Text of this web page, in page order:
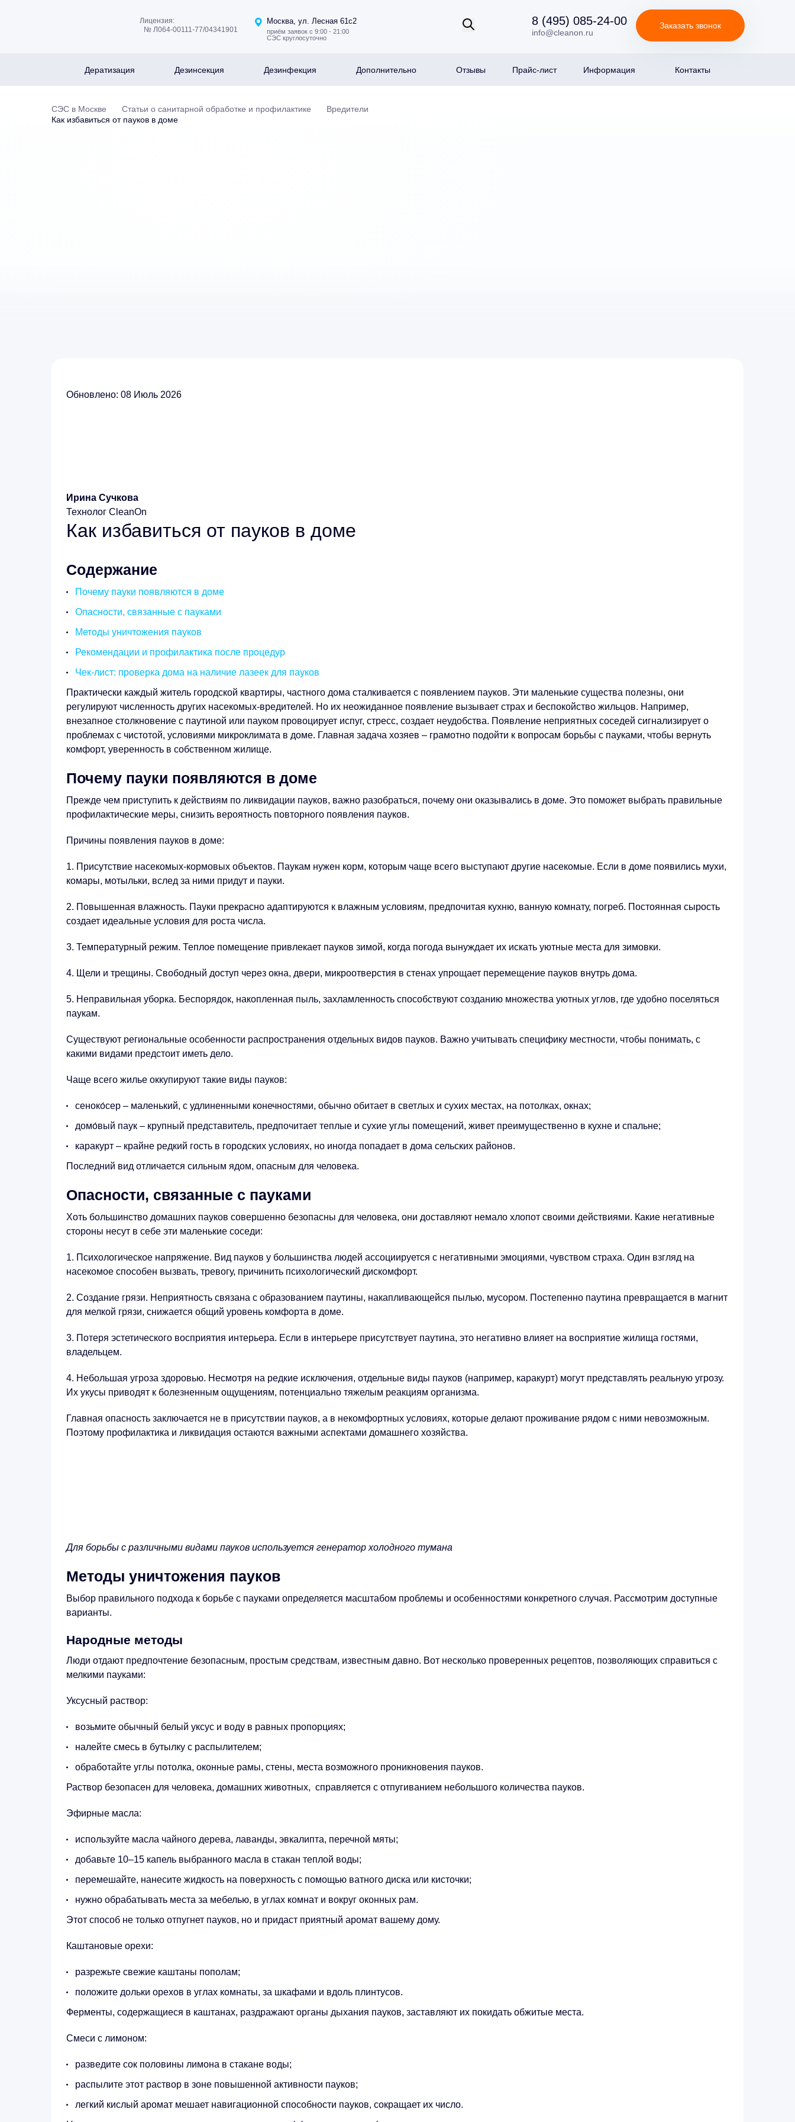
Лицензия:
№ Л064-00111-77/04341901
Москва, ул. Лесная 61с2
приём заявок с 9:00 - 21:00
СЭС круглосуточно
8 (495) 085-24-00
info@cleanon.ru
Заказать звонок
Дератизация Дезинсекция Дезинфекция Дополнительно Отзывы Прайс-лист Информация Контакты
СЭС в Москве Статьи о санитарной обработке и профилактике
Вредители
Как избавиться от пауков в доме
Обновлено: 08 Июль 2026
Ирина Сучкова
Технолог CleanOn
Как избавиться от пауков в доме
Содержание
Почему пауки появляются в доме
Опасности, связанные с пауками
Методы уничтожения пауков
Рекомендации и профилактика после процедур
Чек-лист: проверка дома на наличие лазеек для пауков
Практически каждый житель городской квартиры, частного дома сталкивается с появлением пауков. Эти маленькие существа полезны, они
регулируют численность других насекомых-вредителей. Но их неожиданное появление вызывает страх и беспокойство жильцов. Например,
внезапное столкновение с паутиной или пауком провоцирует испуг, стресс, создает неудобства. Появление неприятных соседей сигнализирует о
проблемах с чистотой, условиями микроклимата в доме. Главная задача хозяев – грамотно подойти к вопросам борьбы с пауками, чтобы вернуть
комфорт, уверенность в собственном жилище.
Почему пауки появляются в доме
Прежде чем приступить к действиям по ликвидации пауков, важно разобраться, почему они оказывались в доме. Это поможет выбрать правильные
профилактические меры, снизить вероятность повторного появления пауков.
Причины появления пауков в доме:
Присутствие насекомых-кормовых объектов. Паукам нужен корм, которым чаще всего выступают другие насекомые. Если в доме появились мухи,
комары, мотыльки, вслед за ними придут и пауки.
Повышенная влажность. Пауки прекрасно адаптируются к влажным условиям, предпочитая кухню, ванную комнату, погреб. Постоянная сырость
создает идеальные условия для роста числа.
Температурный режим. Теплое помещение привлекает пауков зимой, когда погода вынуждает их искать уютные места для зимовки.
Щели и трещины. Свободный доступ через окна, двери, микроотверстия в стенах упрощает перемещение пауков внутрь дома.
Неправильная уборка. Беспорядок, накопленная пыль, захламленность способствуют созданию множества уютных углов, где удобно поселяться
паукам.
Существуют региональные особенности распространения отдельных видов пауков. Важно учитывать специфику местности, чтобы понимать, с
какими видами предстоит иметь дело.
Чаще всего жилье оккупируют такие виды пауков:
сеноко́сер – маленький, с удлиненными конечностями, обычно обитает в светлых и сухих местах, на потолках, окнах;
домо́вый паук – крупный представитель, предпочитает теплые и сухие углы помещений, живет преимущественно в кухне и спальне;
каракурт – крайне редкий гость в городских условиях, но иногда попадает в дома сельских районов.
Последний вид отличается сильным ядом, опасным для человека.
Опасности, связанные с пауками
Хоть большинство домашних пауков совершенно безопасны для человека, они доставляют немало хлопот своими действиями. Какие негативные
стороны несут в себе эти маленькие соседи:
Психологическое напряжение. Вид пауков у большинства людей ассоциируется с негативными эмоциями, чувством страха. Один взгляд на
насекомое способен вызвать, тревогу, причинить психологический дискомфорт.
Создание грязи. Неприятность связана с образованием паутины, накапливающейся пылью, мусором. Постепенно паутина превращается в магнит
для мелкой грязи, снижается общий уровень комфорта в доме.
Потеря эстетического восприятия интерьера. Если в интерьере присутствует паутина, это негативно влияет на восприятие жилища гостями,
владельцем.
Небольшая угроза здоровью. Несмотря на редкие исключения, отдельные виды пауков (например, каракурт) могут представлять реальную угрозу.
Их укусы приводят к болезненным ощущениям, потенциально тяжелым реакциям организма.
Главная опасность заключается не в присутствии пауков, а в некомфортных условиях, которые делают проживание рядом с ними невозможным.
Поэтому профилактика и ликвидация остаются важными аспектами домашнего хозяйства.
Для борьбы с различными видами пауков используется генератор холодного тумана
Методы уничтожения пауков
Выбор правильного подхода к борьбе с пауками определяется масштабом проблемы и особенностями конкретного случая. Рассмотрим доступные
варианты.
Народные методы
Люди отдают предпочтение безопасным, простым средствам, известным давно. Вот несколько проверенных рецептов, позволяющих справиться с
мелкими пауками:
Уксусный раствор:
возьмите обычный белый уксус и воду в равных пропорциях;
налейте смесь в бутылку с распылителем;
обработайте углы потолка, оконные рамы, стены, места возможного проникновения пауков.
Раствор безопасен для человека, домашних животных, справляется с отпугиванием небольшого количества пауков.
Эфирные масла:
используйте масла чайного дерева, лаванды, эвкалипта, перечной мяты;
добавьте 10–15 капель выбранного масла в стакан теплой воды;
перемешайте, нанесите жидкость на поверхность с помощью ватного диска или кисточки;
нужно обрабатывать места за мебелью, в углах комнат и вокруг оконных рам.
Этот способ не только отпугнет пауков, но и придаст приятный аромат вашему дому.
Каштановые орехи:
разрежьте свежие каштаны пополам;
положите дольки орехов в углах комнаты, за шкафами и вдоль плинтусов.
Ферменты, содержащиеся в каштанах, раздражают органы дыхания пауков, заставляют их покидать обжитые места.
Смеси с лимоном:
разведите сок половины лимона в стакане воды;
распылите этот раствор в зоне повышенной активности пауков;
легкий кислый аромат мешает навигационной способности пауков, сокращает их число.